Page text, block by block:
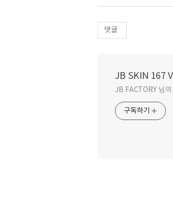
댓글
JB SKIN 167
JB FACTORY 님의
구독하기